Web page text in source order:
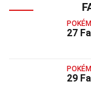
27
29